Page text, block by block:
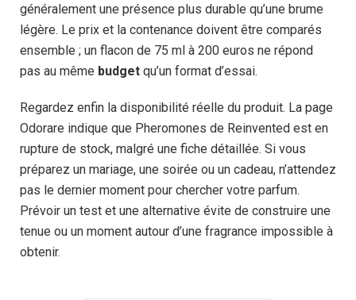
généralement une présence plus durable qu’une brume
légère. Le prix et la contenance doivent être comparés
ensemble ; un flacon de 75 ml à 200 euros ne répond
pas au même budget qu’un format d’essai.
Regardez enfin la disponibilité réelle du produit. La page
Odorare indique que Pheromones de Reinvented est en
rupture de stock, malgré une fiche détaillée. Si vous
préparez un mariage, une soirée ou un cadeau, n’attendez
pas le dernier moment pour chercher votre parfum.
Prévoir un test et une alternative évite de construire une
tenue ou un moment autour d’une fragrance impossible à
obtenir.